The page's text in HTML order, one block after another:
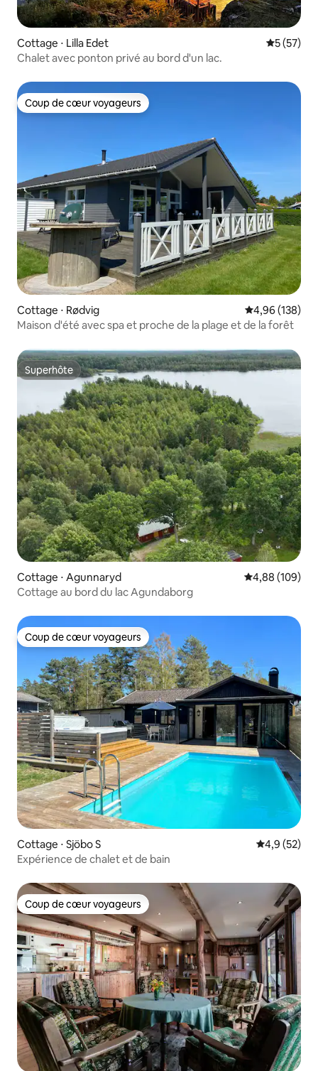
Cottage ⋅ Lilla Edet
5 (57)
Chalet avec ponton privé au bord d'un lac.
Coup de cœur voyageurs
Coup de cœur voyageurs
Cottage ⋅ Rødvig Évaluation
4,96 (138)
Maison d'été avec spa et proche de la plage et de la forêt
Superhôte
Superhôte
Cottage ⋅ Agunnaryd Évaluation
4,88 (109)
Cottage au bord du lac Agundaborg
Coup de cœur voyageurs
Coup de cœur voyageurs
Cottage ⋅ Sjöbo S Évaluation
4,9 (52)
Expérience de chalet et de bain
Coup de cœur voyageurs
Coup de cœur voyageurs